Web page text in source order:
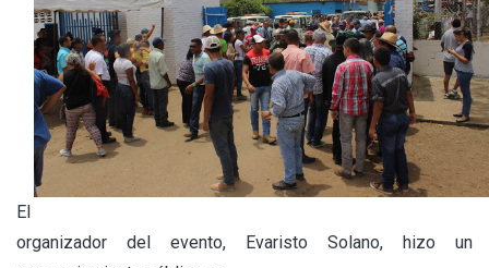
El
organizador del evento, Evaristo Solano, hizo un